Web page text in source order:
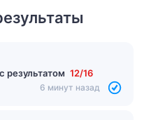
с результатом 12/16
6 минут назад